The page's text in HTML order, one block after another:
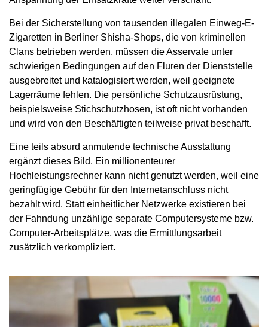
Bei der Sicherstellung von tausenden illegalen Einweg-E-
Zigaretten in Berliner Shisha-Shops, die von kriminellen
Clans betrieben werden, müssen die Asservate unter
schwierigen Bedingungen auf den Fluren der Dienststelle
ausgebreitet und katalogisiert werden, weil geeignete
Lagerräume fehlen. Die persönliche Schutzausrüstung,
beispielsweise Stichschutzhosen, ist oft nicht vorhanden
und wird von den Beschäftigten teilweise privat beschafft.
Eine teils absurd anmutende technische Ausstattung
ergänzt dieses Bild. Ein millionenteurer
Hochleistungsrechner kann nicht genutzt werden, weil eine
geringfügige Gebühr für den Internetanschluss nicht
bezahlt wird. Statt einheitlicher Netzwerke existieren bei
der Fahndung unzählige separate Computersysteme bzw.
Computer-Arbeitsplätze, was die Ermittlungsarbeit
zusätzlich verkompliziert.